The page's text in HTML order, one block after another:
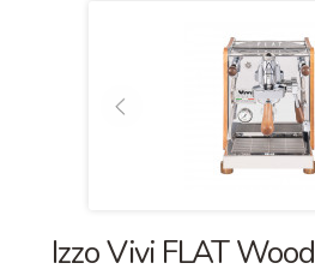
Izzo Vivi FLAT Wood